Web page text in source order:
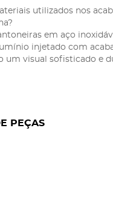
utilizados nos
em aço
injetado com
um visual sofisticado e
PEÇAS